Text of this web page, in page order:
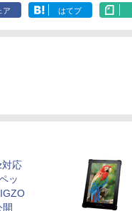
ア はてブ
対応
ッ